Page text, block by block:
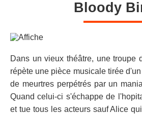
Bloody
Dans un vieux théâtre, une troupe
répète une pièce musicale tirée
de meurtres perpétrés par un
Quand celui-ci s'échappe de
et tue tous les acteurs sauf Alice